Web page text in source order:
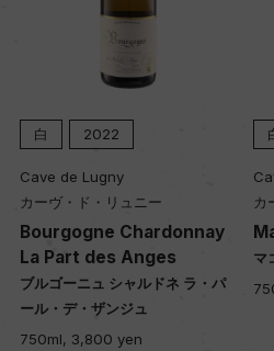
白 2022
Cave de Lugny
カーヴ・ド・リュニー
Bourgogne Chardonnay
La Part des Anges
ブルゴーニュ シャルドネ ラ・パ
ール・デ・ザンジュ
750ml, 3,800 yen
カ
マ